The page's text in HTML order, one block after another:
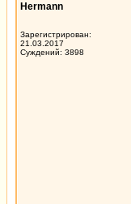
Hermann
Зарегистрирован:
21.03.2017
Суждений: 3898